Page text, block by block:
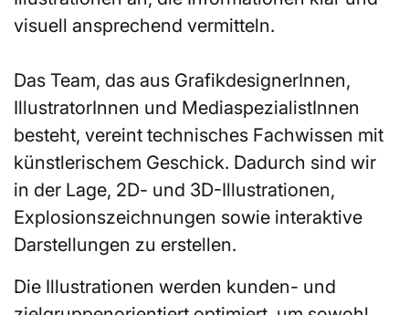
visuell ansprechend vermitteln.
Das Team, das aus GrafikdesignerInnen,
IllustratorInnen und MediaspezialistInnen
besteht, vereint technisches Fachwissen mit
künstlerischem Geschick. Dadurch sind wir
in der Lage, 2D- und 3D-Illustrationen,
Explosionszeichnungen sowie interaktive
Darstellungen zu erstellen.
Die Illustrationen werden kunden- und